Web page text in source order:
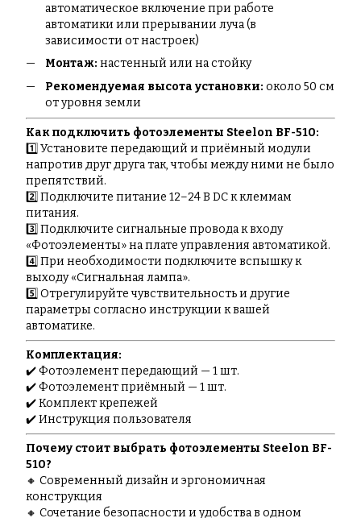
автоматическое включение при работе
автоматики или прерывании луча (в
зависимости от настроек)
Монтаж: настенный или на стойку
Рекомендуемая высота установки: около 50 см
от уровня земли
Как подключить фотоэлементы Steelon BF-510:
1️⃣ Установите передающий и приёмный модули
напротив друг друга так, чтобы между ними не было
препятствий.
2️⃣ Подключите питание 12–24 В DC к клеммам
питания.
3️⃣ Подключите сигнальные провода к входу
«Фотоэлементы» на плате управления автоматикой.
4️⃣ При необходимости подключите вспышку к
выходу «Сигнальная лампа».
5️⃣ Отрегулируйте чувствительность и другие
параметры согласно инструкции к вашей
автоматике.
Комплектация:
✔️ Фотоэлемент передающий — 1 шт.
✔️ Фотоэлемент приёмный — 1 шт.
✔️ Комплект крепежей
✔️ Инструкция пользователя
Почему стоит выбрать фотоэлементы Steelon BF-
510?
🔸 Современный дизайн и эргономичная
конструкция
🔸 Сочетание безопасности и удобства в одном